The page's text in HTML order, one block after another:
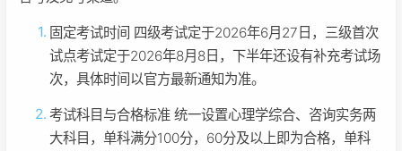
固定考试时间 四级考试定于2026年6月27日，三级首次
试点考试定于2026年8月8日，下半年还设有补充考试场
次，具体时间以官方最新通知为准。
考试科目与合格标准 统一设置心理学综合、咨询实务两
大科目，单科满分100分，60分及以上即为合格，单科